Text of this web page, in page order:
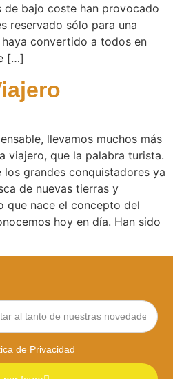
bajo coste han provocado
reservado sólo para una
convertido a todos en
[…]
llevamos muchos más
viajero, que la palabra turista.
los grandes conquistadores ya
de nuevas tierras y
que nace el concepto del
hoy en día. Han sido
de Privacidad